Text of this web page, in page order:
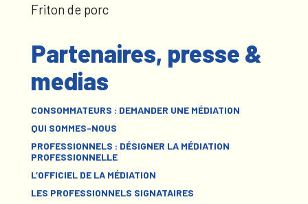
Friton de porc
Partenaires, presse &
medias
CONSOMMATEURS : DEMANDER UNE MÉDIATION
QUI SOMMES-NOUS
PROFESSIONNELS : DÉSIGNER LA MÉDIATION
PROFESSIONNELLE
L’OFFICIEL DE LA MÉDIATION
LES PROFESSIONNELS SIGNATAIRES